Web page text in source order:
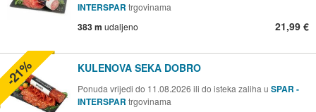
INTERSPAR trgovinama
383 m udaljeno 21,99 €
KULENOVA SEKA DOBRO
Ponuda vrijedi do 11.08.2026 ili do isteka zaliha u SPAR -
INTERSPAR trgovinama
-21%